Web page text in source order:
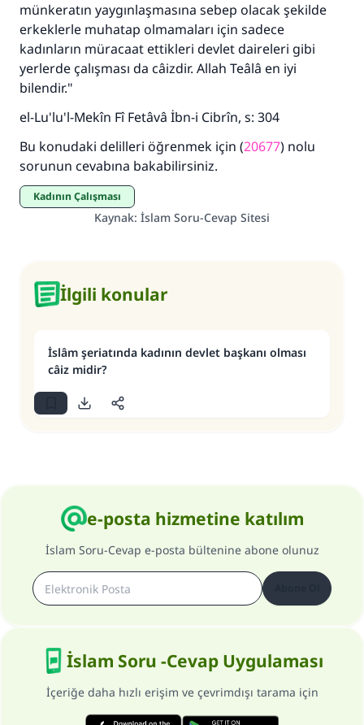
münkeratın yaygınlaşmasına sebep olacak şekilde
erkeklerle muhatap olmamaları için sadece
kadınların müracaat ettikleri devlet daireleri gibi
yerlerde çalışması da câizdir. Allah Teâlâ en iyi
bilendir."
el-Lu'lu'l-Mekîn Fî Fetâvâ İbn-i Cibrîn, s: 304
Bu konudaki delilleri öğrenmek için (20677) nolu
sorunun cevabına bakabilirsiniz.
Kadının Çalışması
Kaynak: İslam Soru-Cevap Sitesi
İlgili konular
İslâm şeriatında kadının devlet başkanı olması
câiz midir?
e-posta hizmetine katılım
İslam Soru-Cevap e-posta bültenine abone olunuz
İslam Soru -Cevap Uygulaması
İçeriğe daha hızlı erişim ve çevrimdışı tarama için
Şimdi katkı yapın!